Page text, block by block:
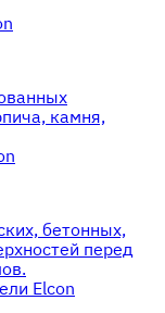
камня,
бетонных,
перед